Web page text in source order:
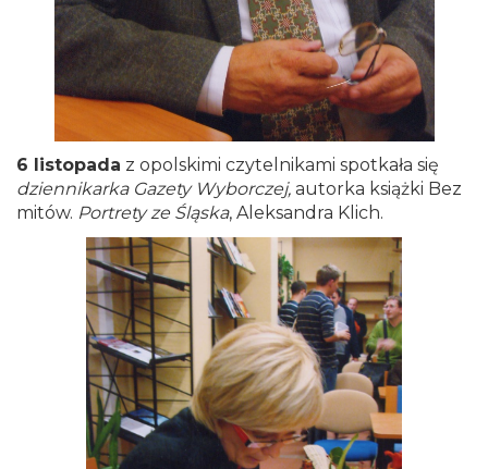
6 listopada z opolskimi czytelnikami spotkała się
dziennikarka Gazety Wyborczej, autorka książki Bez
mitów. Portrety ze Śląska, Aleksandra Klich.